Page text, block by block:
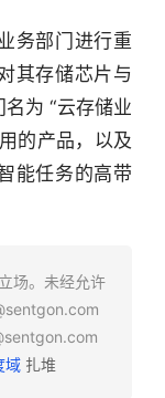
务部门进行重
其存储芯片与
为 “云存储业
的产品，以及
能任务的高带
场。未经允许
域扎堆